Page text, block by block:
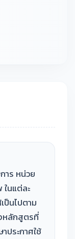
าร หน่วย
นแต่ละ
ป็นไปตาม
หลักสูตรที่
ประกาศใช้